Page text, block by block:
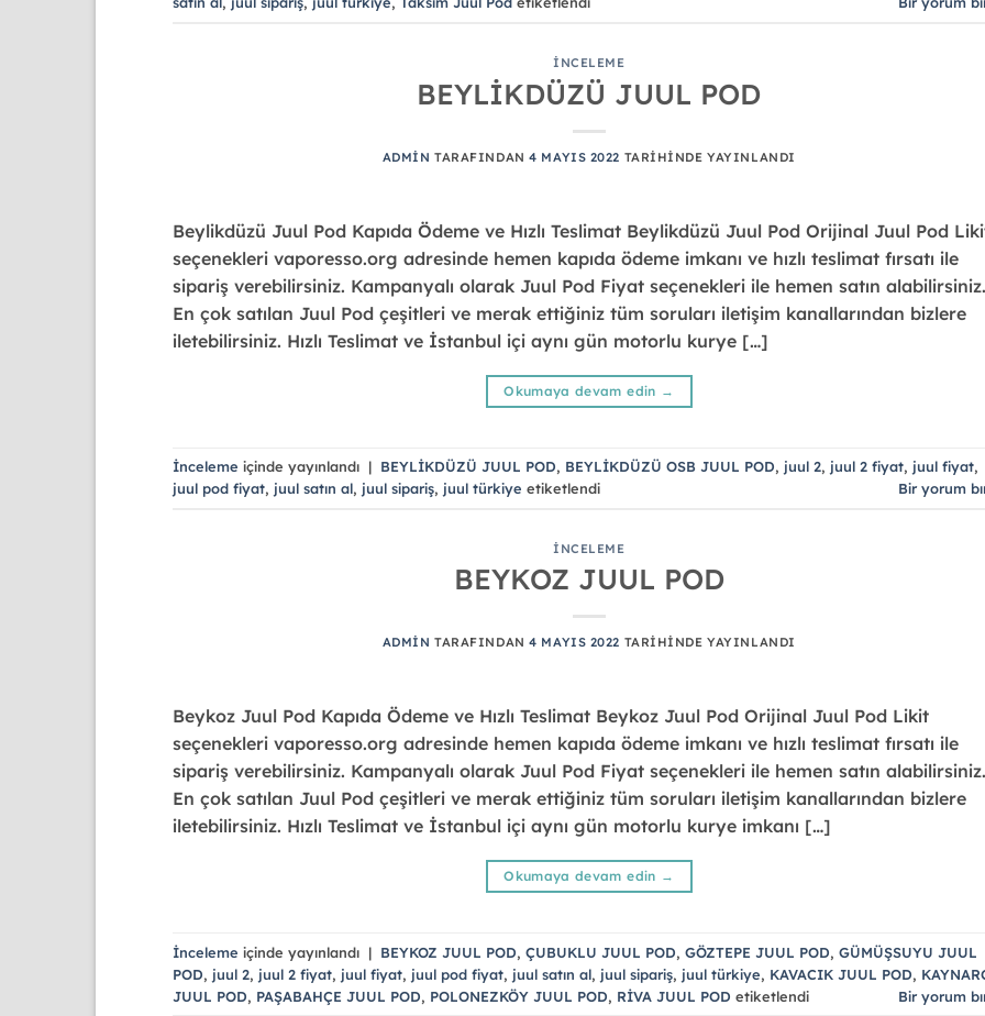
İNCELEME
BEYLİKDÜZÜ JUUL POD
ADMIN TARAFINDAN 4 MAYIS 2022 TARIHINDE YAYINLANDI
Beylikdüzü Juul Pod Kapıda Ödeme ve Hızlı Teslimat Beylikdüzü Juul Pod Orijinal Juul Pod
seçenekleri vaporesso.org adresinde hemen kapıda ödeme imkanı ve hızlı teslimat fırsatı ile
sipariş verebilirsiniz. Kampanyalı olarak Juul Pod Fiyat seçenekleri ile hemen satın alabilirsiniz.
En çok satılan Juul Pod çeşitleri ve merak ettiğiniz tüm soruları iletişim kanallarından bizlere
iletebilirsiniz. Hızlı Teslimat ve İstanbul içi aynı gün motorlu kurye […]
Okumaya devam edin →
İnceleme içinde yayınlandı | BEYLİKDÜZÜ JUUL POD, BEYLİKDÜZÜ OSB JUUL POD, juul 2, juul 2 fiyat, juul fiyat,
juul pod fiyat, juul satın al, juul sipariş, juul türkiye etiketlendi Bir yorum
İNCELEME
BEYKOZ JUUL POD
ADMIN TARAFINDAN 4 MAYIS 2022 TARIHINDE YAYINLANDI
Beykoz Juul Pod Kapıda Ödeme ve Hızlı Teslimat Beykoz Juul Pod Orijinal Juul Pod Likit
seçenekleri vaporesso.org adresinde hemen kapıda ödeme imkanı ve hızlı teslimat fırsatı ile
sipariş verebilirsiniz. Kampanyalı olarak Juul Pod Fiyat seçenekleri ile hemen satın alabilirsiniz.
En çok satılan Juul Pod çeşitleri ve merak ettiğiniz tüm soruları iletişim kanallarından bizlere
iletebilirsiniz. Hızlı Teslimat ve İstanbul içi aynı gün motorlu kurye imkanı […]
Okumaya devam edin →
İnceleme içinde yayınlandı | BEYKOZ JUUL POD, ÇUBUKLU JUUL POD, GÖZTEPE JUUL POD, GÜMÜŞSUYU JUUL
POD, juul 2, juul 2 fiyat, juul fiyat, juul pod fiyat, juul satın al, juul sipariş, juul türkiye, KAVACIK JUUL POD,
JUUL POD, PAŞABAHÇE JUUL POD, POLONEZKÖY JUUL POD, RİVA JUUL POD etiketlendi Bir yorum